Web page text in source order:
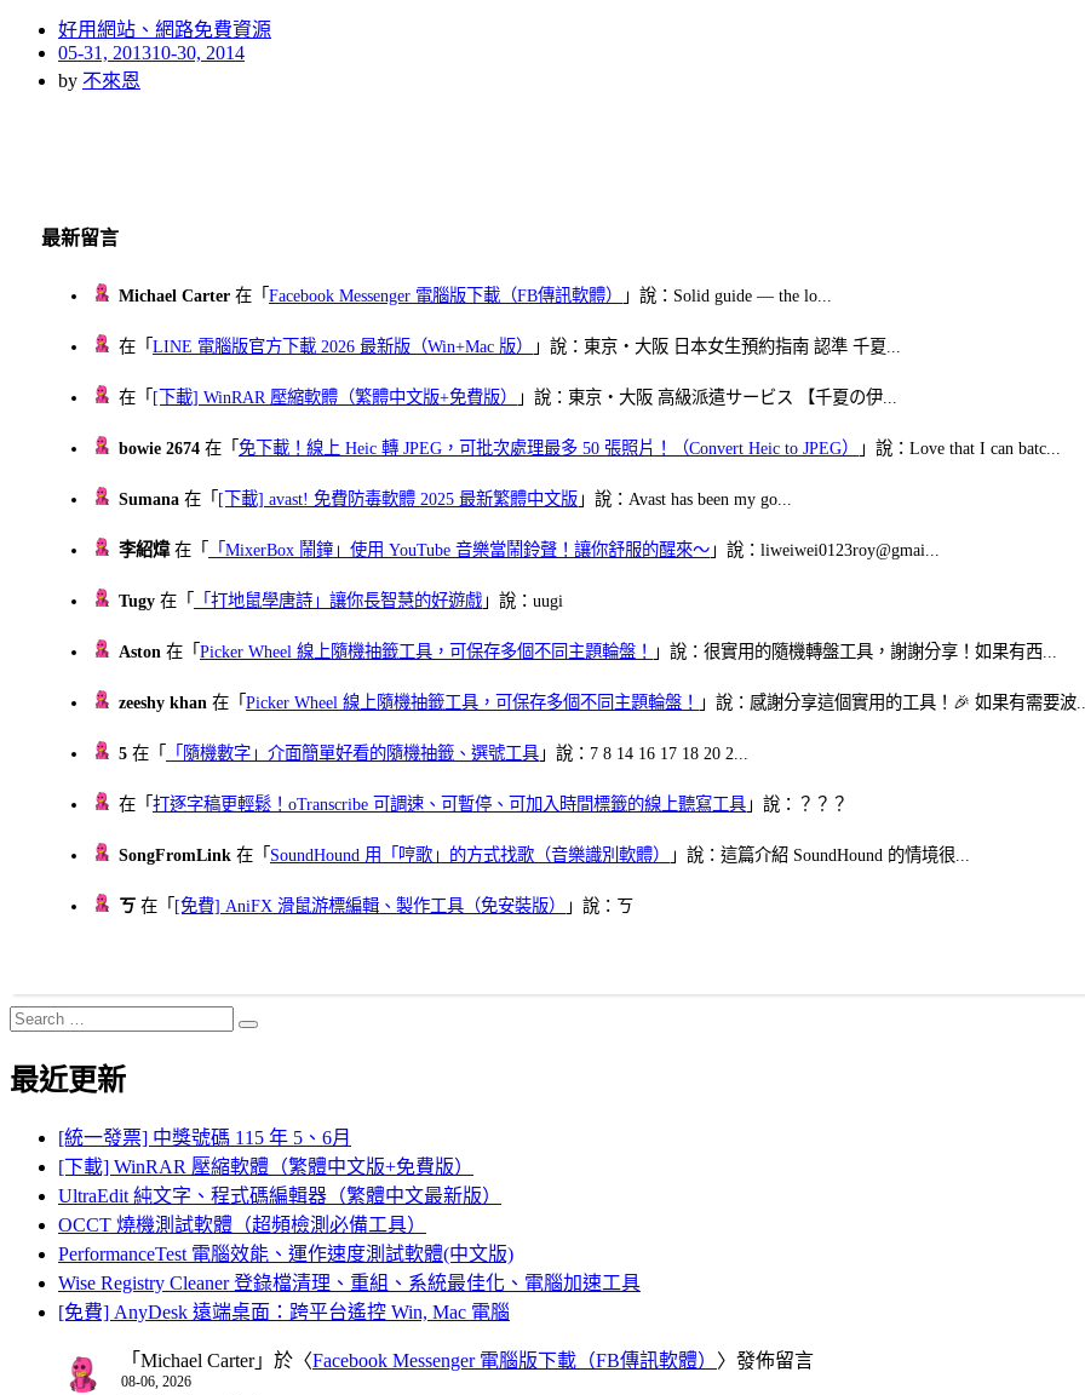
好用網站、網路免費資源
Posted
on
05-31, 201310-30, 2014
by 不來恩
最新留言
Michael Carter 在「Facebook Messenger 電腦版下載（FB傳訊軟體） 」說：Solid guide — the lo...
在「LINE 電腦版官方下載 2026 最新版（Win+Mac 版） 」說：東京・大阪 日本女生預約指南 認準 千夏...
在「 [下載] WinRAR 壓縮軟體（繁體中文版+免費版） 」說：東京・大阪 高級派遣サービス 【千夏の伊...
bowie 2674 在「免下載！線上 Heic 轉 JPEG，可批次處理最多 50 張照片！（Convert Heic to JPEG） 」說：Love that I can batc...
Sumana 在「 [下載] avast! 免費防毒軟體 2025 最新繁體中文版 」說：Avast has been my go...
李紹煒在「 「MixerBox 鬧鐘」使用 YouTube 音樂當鬧鈴聲！讓你舒服的醒來～ 」說：liweiwei0123roy@gmai...
Tugy 在「 「打地鼠學唐詩」讓你長智慧的好遊戲 」說：uugi
Aston 在「Picker Wheel 線上隨機抽籤工具，可保存多個不同主題輪盤！ 」說：很實用的隨機轉盤工具，謝謝分享！如果有西...
zeeshy khan 在「Picker Wheel 線上隨機抽籤工具，可保存多個不同主題輪盤！ 」說：感謝分享這個實用的工具！🎉 如果有需要波
5 在「 「隨機數字」介面簡單好看的隨機抽籤、選號工具 」說：7 8 14 16 17 18 20 2...
在「打逐字稿更輕鬆！oTranscribe 可調速、可暫停、可加入時間標籤的線上聽寫工具 」說：？？？
SongFromLink 在「 SoundHound 用「哼歌」的方式找歌（音樂識別軟體） 」說：這篇介紹 SoundHound 的情境很...
ㄎ 在「 [免費] AniFX 滑鼠游標編輯、製作工具（免安裝版） 」說：ㄎ
Search
for:
Search
最近更新
[統一發票] 中獎號碼 115 年 5、6月
[下載] WinRAR 壓縮軟體（繁體中文版+免費版）
UltraEdit 純文字、程式碼編輯器（繁體中文最新版）
OCCT 燒機測試軟體（超頻檢測必備工具）
PerformanceTest 電腦效能、運作速度測試軟體(中文版)
Wise Registry Cleaner 登錄檔清理、重組、系統最佳化、電腦加速工具
[免費] AnyDesk 遠端桌面：跨平台遙控 Win, Mac 電腦
「 Michael Carter」於〈Facebook Messenger 電腦版下載（FB傳訊軟體） 〉發佈留言
08-06, 2026